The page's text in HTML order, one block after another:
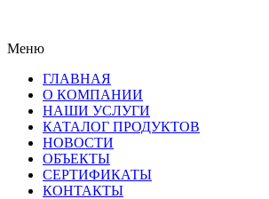
Меню
ГЛАВНАЯ
О КОМПАНИИ
НАШИ УСЛУГИ
КАТАЛОГ ПРОДУКТОВ
НОВОСТИ
ОБЪЕКТЫ
СЕРТИФИКАТЫ
КОНТАКТЫ